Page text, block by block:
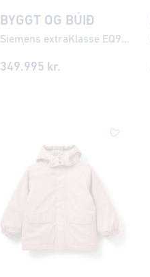
BYGGT OG BÚIÐ
Siemens extraKlasse EQ900 iAroma Espresso kaffivél
349.995 kr.